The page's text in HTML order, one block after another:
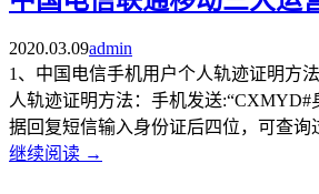
2020.03.09admin
1、中国电信手机用户个人轨迹证明方
人轨迹证明方法：手机发送
据回复短信输入身份证后四位，可查
继续阅读 →